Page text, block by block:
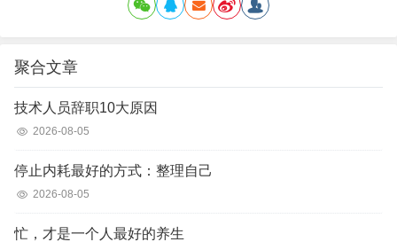
聚合文章
技术人员辞职10大原因
2026-08-05
停止内耗最好的方式：整理自己
2026-08-05
忙，才是一个人最好的养生